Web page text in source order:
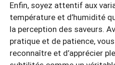
Enfin, soyez attentif aux
température et d’humidité
la perception des saveurs.
pratique et de patience,
reconnaître et d’apprécier